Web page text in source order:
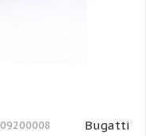
09200008 Bugatti